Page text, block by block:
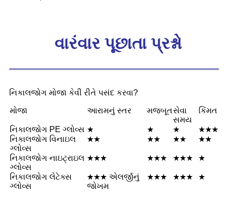
વારંવાર પૂછાતા પ્રશ્નો
નિકાલજોગ મોજા કેવી રીતે પસંદ કરવા?
મોજા આરામનું સ્તર મજબૂતસેવા
સમય
કિંમત
નિકાલજોગ PE ગ્લોવ્સ ★ ★ ★
★★★
નિકાલજોગ વિનાઇલ
ગ્લોવ્સ
★★ ★★ ★★ ★★
નિકાલજોગ નાઇટ્રાઇલ
ગ્લોવ્સ
★★★ ★★★ ★★★ ★
નિકાલજોગ લેટેક્સ
ગ્લોવ્સ
★★★ એલર્જીનું
જોખમ
★★★ ★★★ ★